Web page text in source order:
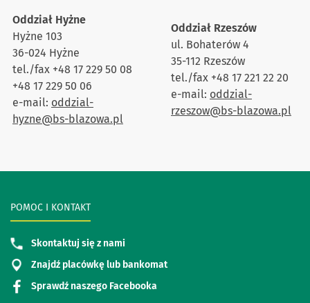
Oddział Hyżne
Hyżne 103
36-024 Hyżne
tel./fax +48 17 229 50 08
+48 17 229 50 06
e-mail: oddzial-
hyzne@bs-blazowa.pl
Oddział Rzeszów
ul. Bohaterów 4
35-112 Rzeszów
tel./fax +48 17 221 22 20
e-mail: oddzial-
rzeszow@bs-blazowa.pl
POMOC I KONTAKT
Skontaktuj się z nami
Znajdź placówkę lub bankomat
Sprawdź naszego Facebooka